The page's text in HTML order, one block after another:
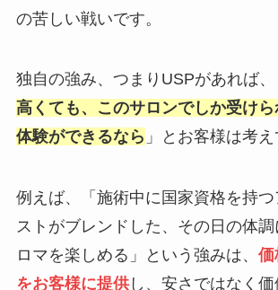
の苦しい戦いです。
独自の強み、つまりUSPがあれば、
高くても、このサロンでしか受け
体験ができるなら 」とお客様は考え
例えば、「施術中に国家資格を持
ストがブレンドした、その日の体
ロマを楽しめる」という強みは、 価
をお客様に提供し、安さではなく